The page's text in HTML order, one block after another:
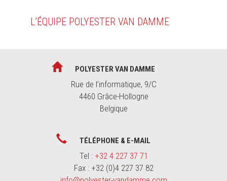
L’ÉQUIPE POLYESTER VAN DAMME
POLYESTER VAN DAMME
Rue de l’informatique, 9/C
4460 Grâce-Hollogne
Belgique
TÉLÉPHONE & E-MAIL
Tel : +32 4 227 37 71
Fax : +32 (0)4 227 37 82